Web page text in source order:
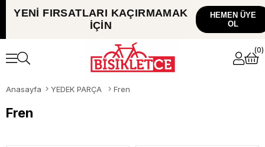
YENİ FIRSATLARI KAÇIRMAMAK
İÇİN
HEMEN ÜYE
OL
0
Anasayfa YEDEK PARÇA Fren
Fren